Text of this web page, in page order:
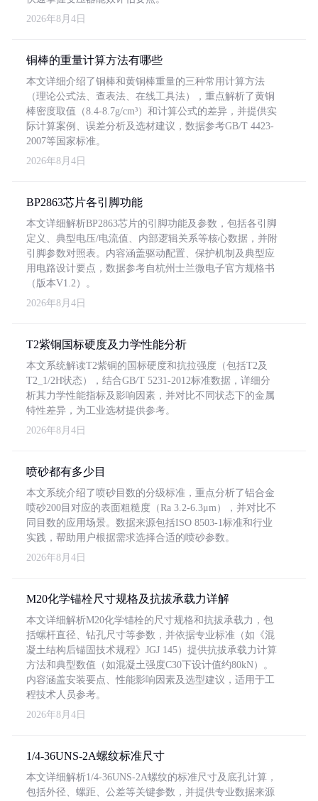
2026年8月4日
铜棒的重量计算方法有哪些
本文详细介绍了铜棒和黄铜棒重量的三种常用计算方法
（理论公式法、查表法、在线工具法），重点解析了黄铜
棒密度取值（8.4-8.7g/cm³）和计算公式的差异，并提供实
际计算案例、误差分析及选材建议，数据参考GB/T 4423-
2007等国家标准。
2026年8月4日
BP2863芯片各引脚功能
本文详细解析BP2863芯片的引脚功能及参数，包括各引脚
定义、典型电压/电流值、内部逻辑关系等核心数据，并附
引脚参数对照表。内容涵盖驱动配置、保护机制及典型应
用电路设计要点，数据参考自杭州士兰微电子官方规格书
（版本V1.2）。
2026年8月4日
T2紫铜国标硬度及力学性能分析
本文系统解读T2紫铜的国标硬度和抗拉强度（包括T2及
T2_1/2H状态），结合GB/T 5231-2012标准数据，详细分
析其力学性能指标及影响因素，并对比不同状态下的金属
特性差异，为工业选材提供参考。
2026年8月4日
喷砂都有多少目
本文系统介绍了喷砂目数的分级标准，重点分析了铝合金
喷砂200目对应的表面粗糙度（Ra 3.2-6.3μm），并对比不
同目数的应用场景。数据来源包括ISO 8503-1标准和行业
实践，帮助用户根据需求选择合适的喷砂参数。
2026年8月4日
M20化学锚栓尺寸规格及抗拔承载力详解
本文详细解析M20化学锚栓的尺寸规格和抗拔承载力，包
括螺杆直径、钻孔尺寸等参数，并依据专业标准（如《混
凝土结构后锚固技术规程》JGJ 145）提供抗拔承载力计算
方法和典型数值（如混凝土强度C30下设计值约80kN）。
内容涵盖安装要点、性能影响因素及选型建议，适用于工
程技术人员参考。
2026年8月4日
1/4-36UNS-2A螺纹标准尺寸
本文详细解析1/4-36UNS-2A螺纹的标准尺寸及底孔计算，
包括外径、螺距、公差等关键参数，并提供专业数据来源